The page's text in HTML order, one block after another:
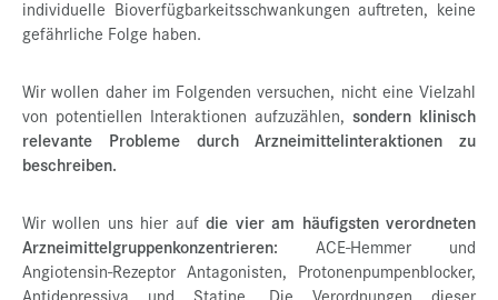
individuelle Bioverfügbarkeitsschwankungen auftreten, keine
gefährliche Folge haben.
Wir wollen daher im Folgenden versuchen, nicht eine Vielzahl
von potentiellen Interaktionen aufzuzählen, sondern klinisch
relevante Probleme durch Arzneimittelinteraktionen zu
beschreiben.
Wir wollen uns hier aufdie vier am häufigsten verordneten
Arzneimittelgruppenkonzentrieren: ACE-Hemmer und
Angiotensin-Rezeptor Antagonisten, Protonenpumpenblocker,
Antidepressiva und Statine. Die Verordnungen dieser